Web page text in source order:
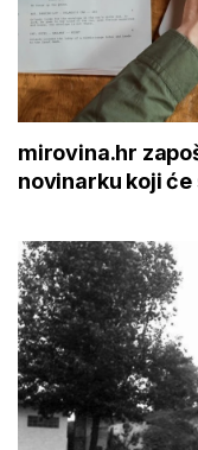
mirovina.hr
novinarku koji